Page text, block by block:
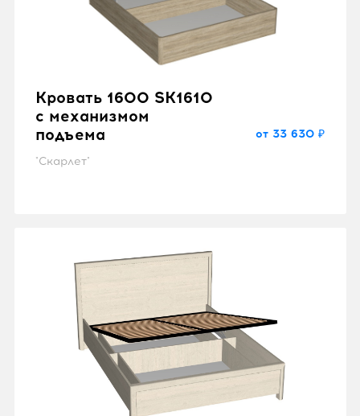
Кровать 1600 SK1610
с механизмом
подъема
"Скарлет"
от 33 630 ₽